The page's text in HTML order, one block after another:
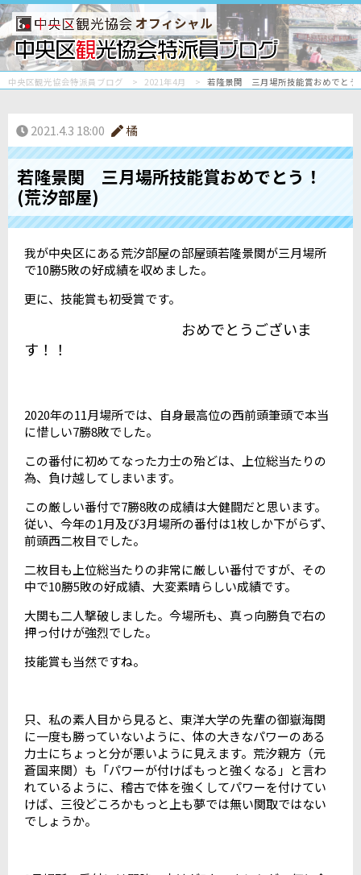
オフィシャル
中央区観光協会特派員ブログ 2021年4月 若隆景関 三月場所技能賞おめでとう
2021.4.3 18:00 橘
若隆景関 三月場所技能賞おめでとう！
(荒汐部屋)
我が中央区にある荒汐部屋の部屋頭若隆景関が三月場所
で10勝5敗の好成績を収めました。
更に、技能賞も初受賞です。
おめでとうございま
す！！
2020年の11月場所では、自身最高位の西前頭筆頭で本当
に惜しい7勝8敗でした。
この番付に初めてなった力士の殆どは、上位総当たりの
為、負け越してしまいます。
この厳しい番付で7勝8敗の成績は大健闘だと思います。
従い、今年の1月及び3月場所の番付は1枚しか下がらず、
前頭西二枚目でした。
二枚目も上位総当たりの非常に厳しい番付ですが、その
中で10勝5敗の好成績、大変素晴らしい成績です。
大関も二人撃破しました。今場所も、真っ向勝負で右の
押っ付けが強烈でした。
技能賞も当然ですね。
只、私の素人目から見ると、東洋大学の先輩の御嶽海関
に一度も勝っていないように、体の大きなパワーのある
力士にちょっと分が悪いように見えます。荒汐親方（元
蒼国来関）も「パワーが付けばもっと強くなる」と言わ
れているように、稽古で体を強くしてパワーを付けてい
けば、三役どころかもっと上も夢では無い関取ではない
でしょうか。